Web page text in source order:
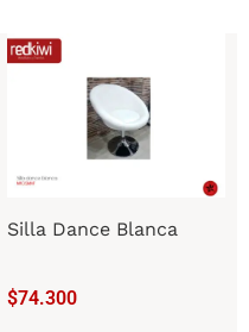
Silla Dance Blanca
$74.300